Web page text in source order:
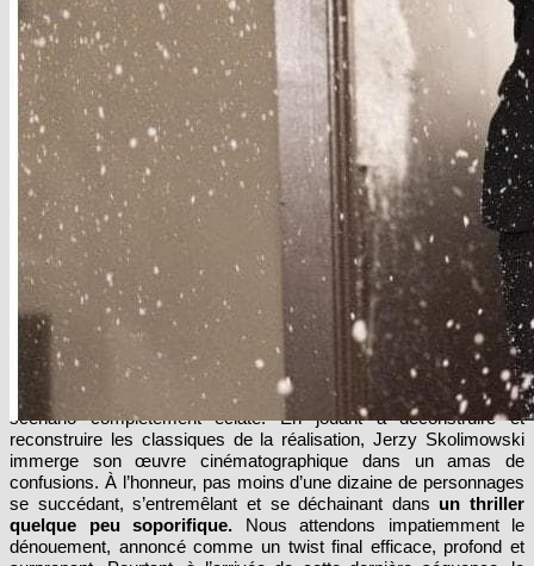
Un exercice vain
Présenté à la
sélection officielle du Mostra de Venise en 2015,11 Minutes
s’annonçait comme un drame d’un genre nouveau
. Pourtant,
nous nous retrouvons plongés pendant 1h20, au centre d’un
scénario complètement éclaté. En jouant à déconstruire et
reconstruire les classiques de la réalisation, Jerzy Skolimowski
immerge son œuvre cinématographique dans un amas de
confusions. À l’honneur, pas moins d’une dizaine de personnages
se succédant, s’entremêlant et se déchainant dans un thriller
quelque peu soporifique. Nous attendons impatiemment le
dénouement, annoncé comme un twist final efficace, profond et